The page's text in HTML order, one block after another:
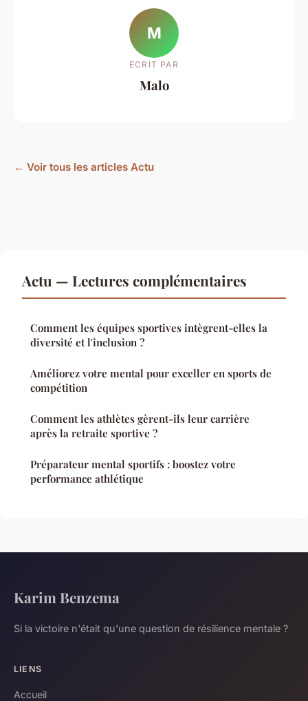
M
ECRIT PAR
Malo
← Voir tous les articles Actu
Actu — Lectures complémentaires
Comment les équipes sportives intègrent-elles la
diversité et l'inclusion ?
Améliorez votre mental pour exceller en sports de
compétition
Comment les athlètes gèrent-ils leur carrière
après la retraite sportive ?
Préparateur mental sportifs : boostez votre
performance athlétique
Karim Benzema
Si la victoire n'était qu'une question de résilience mentale ?
LIENS
Accueil